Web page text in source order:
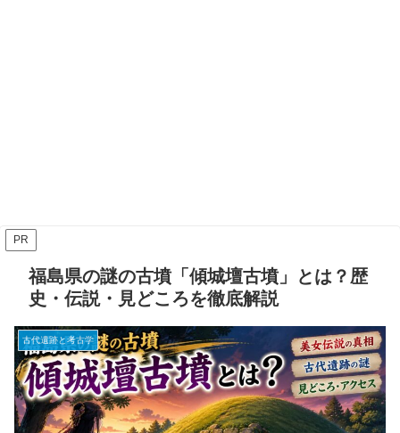
PR
福島県の謎の古墳「傾城壇古墳」とは？歴
史・伝説・見どころを徹底解説
古代遺跡と考古学